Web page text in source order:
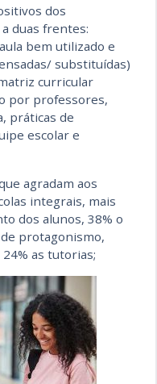
dos
duas frentes:
bem utilizado e
substituídas)
curricular
por professores,
práticas de
escolar e
agradam aos
integrais, mais
dos alunos, 38% o
protagonismo,
as tutorias;